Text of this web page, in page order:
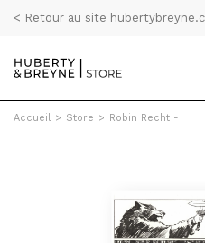
< Retour au site
Accueil > Store > Robin Recht -